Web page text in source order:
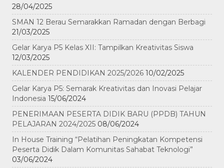
28/04/2025
SMAN 12 Berau Semarakkan Ramadan dengan Berbagi
21/03/2025
Gelar Karya P5 Kelas XII: Tampilkan Kreativitas Siswa
12/03/2025
KALENDER PENDIDIKAN 2025/2026 10/02/2025
Gelar Karya P5: Semarak Kreativitas dan Inovasi Pelajar
Indonesia 15/06/2024
PENERIMAAN PESERTA DIDIK BARU (PPDB) TAHUN
PELAJARAN 2024/2025 08/06/2024
In House Training “Pelatihan Peningkatan Kompetensi
Peserta Didik Dalam Komunitas Sahabat Teknologi”
03/06/2024